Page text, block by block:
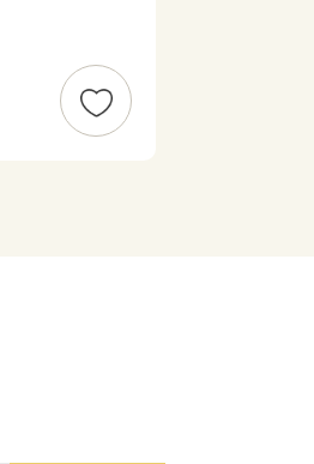
できま
推進し、
方々をは
、ぜひご協